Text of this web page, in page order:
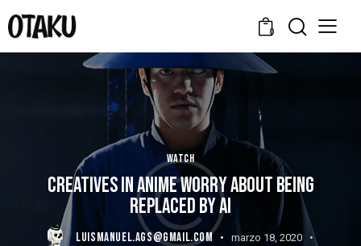
0
WATCH
CREATIVES IN ANIME WORRY ABOUT BEING
REPLACED BY AI
LUISMANUEL.AGS@GMAIL.COM
marzo 18, 2020